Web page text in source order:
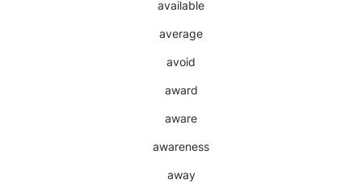
available
average
avoid
award
aware
awareness
away